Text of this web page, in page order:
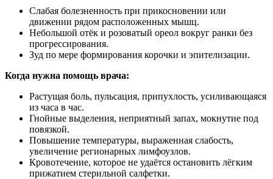
Слабая болезненность при прикосновении или
движении рядом расположенных мышц.
Небольшой отёк и розоватый ореол вокруг ранки без
прогрессирования.
Зуд по мере формирования корочки и эпителизации.
Когда нужна помощь врача:
Растущая боль, пульсация, припухлость, усиливающаяся
из часа в час.
Гнойные выделения, неприятный запах, мокнутие под
повязкой.
Повышение температуры, выраженная слабость,
увеличение регионарных лимфоузлов.
Кровотечение, которое не удаётся остановить лёгким
прижатием стерильной салфетки.